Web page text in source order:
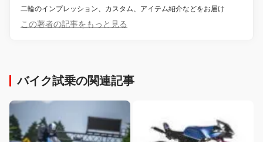
二輪のインプレッション、カスタム、アイテム紹介などをお届け
この著者の記事をもっと見る
バイク試乗の関連記事